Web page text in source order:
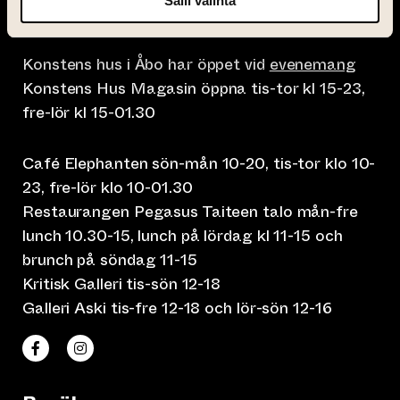
Konstens hus, Nunnegatan 4, 20700 Åbo
Konstens hus i Åbo har öppet vid evenemang
Konstens Hus Magasin öppna tis-tor kl 15-23,
fre-lör kl 15-01.30
Café Elephanten sön-mån 10-20, tis-tor klo 10-
23, fre-lör klo 10-01.30
Restaurangen Pegasus Taiteen talo mån-fre
lunch 10.30-15, lunch på lördag kl 11-15 och
brunch på söndag 11-15
Kritisk Galleri tis-sön 12-18
Galleri Aski tis-fre 12-18 och lör-sön 12-16
Taiteen talo Facebookissa
(leder till annan webbtjänst)
Taiteen talo Instagramissa
(leder till annan webbtjänst)